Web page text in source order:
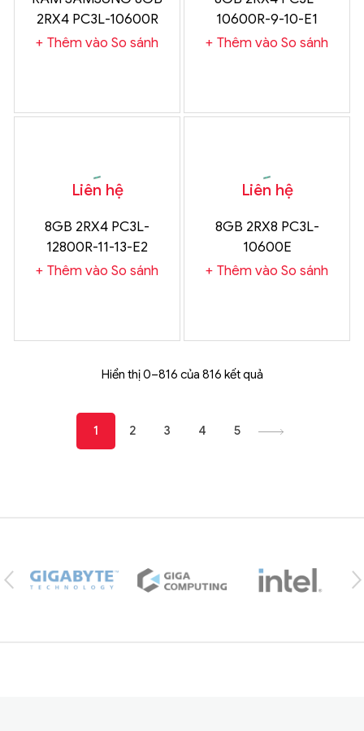
2RX4 PC3L-10600R
Thêm vào So sánh
10600R-9-10-E1
HMT31GR7BFR4A-H9
Thêm vào So sánh
Liên hệ
8GB 2RX4 PC3L-
12800R-11-13-E2
HMT31GR7EFR4A-PB
Thêm vào So sánh
Liên hệ
8GB 2RX8 PC3L-
10600E
Thêm vào So sánh
Hiển thị 0–816 của 816 kết quả
1 2 3 4 5